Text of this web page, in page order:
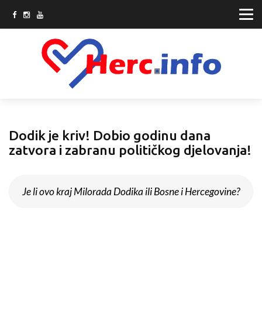
Dodik je kriv! Dobio godinu dana
zatvora i zabranu političkog djelovanja!
Je li ovo kraj Milorada Dodika ili Bosne i Hercegovine?